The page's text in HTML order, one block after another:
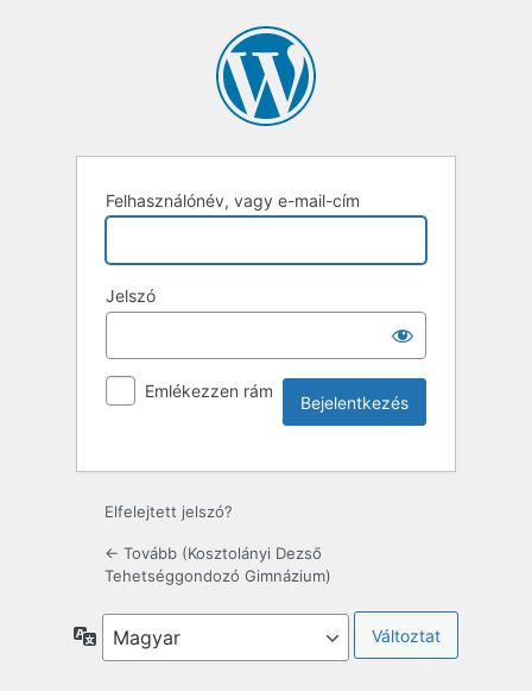
Felhasználónév, vagy e-mail-cím
Jelszó
Emlékezzen rám
Elfelejtett jelszó?
← Tovább (Kosztolányi Dezső
Tehetséggondozó Gimnázium)
Nyelv